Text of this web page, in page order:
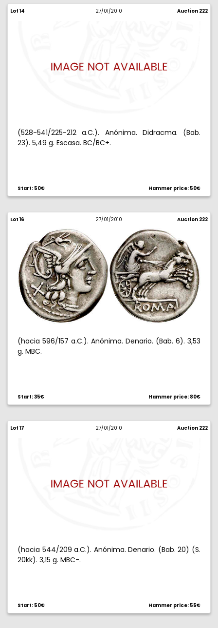
Lot 14 27/01/2010 Auction 222
(528-541/225-212 a.C.). Anónima. Didracma. (Bab.
23). 5,49 g. Escasa. BC/BC+.
Start: 50€ Hammer price: 50€
Lot 16 27/01/2010 Auction 222
(hacia 596/157 a.C.). Anónima. Denario. (Bab. 6). 3,53
g. MBC.
Start: 35€ Hammer price: 80€
Lot 17 27/01/2010 Auction 222
(hacia 544/209 a.C.). Anónima. Denario. (Bab. 20) (S.
20kk). 3,15 g. MBC-.
Start: 50€ Hammer price: 55€